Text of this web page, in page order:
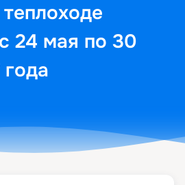
24 мая по 30